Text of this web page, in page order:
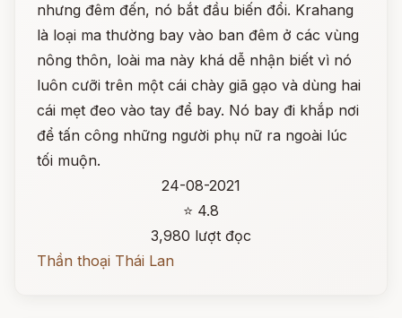
nhưng đêm đến, nó bắt đầu biến đổi. Krahang
là loại ma thường bay vào ban đêm ở các vùng
nông thôn, loài ma này khá dễ nhận biết vì nó
luôn cưỡi trên một cái chày giã gạo và dùng hai
cái mẹt đeo vào tay để bay. Nó bay đi khắp nơi
để tấn công những người phụ nữ ra ngoài lúc
tối muộn.
24-08-2021
⭐ 4.8
3,980 lượt đọc
Thần thoại Thái Lan